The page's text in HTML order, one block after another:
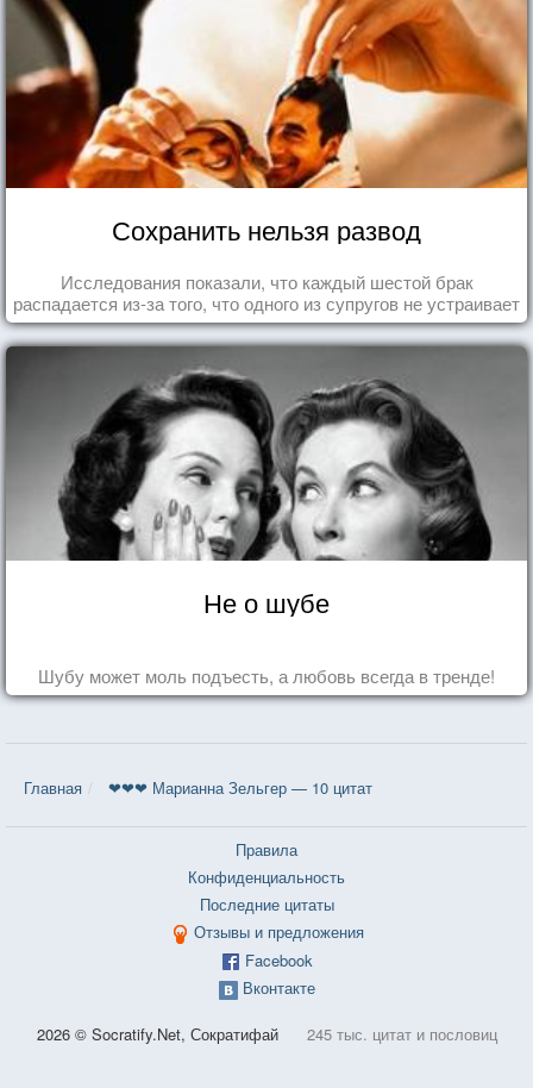
Сохранить нельзя развод
Исследования показали, что каждый шестой брак
распадается из-за того, что одного из супругов не устраивает
та роль, которая выпала ему в семье.
Не о шубе
Шубу может моль подъесть, а любовь всегда в тренде!
Главная ❤❤❤ Марианна Зельгер — 10 цитат
Правила
Конфиденциальность
Последние цитаты
Отзывы и предложения
Facebook
Вконтакте
2026 © Socratify.Net, Сократифай 245 тыс. цитат и пословиц